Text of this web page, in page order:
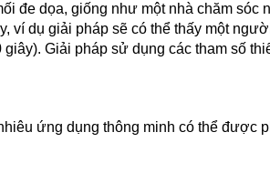
đe dọa, giống như một nhà chăm sóc
ví dụ giải pháp sẽ có thể thấy một
Giải pháp sử dụng các tham số
ứng dụng thông minh có thể được